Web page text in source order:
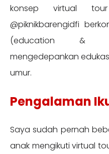
konsep virtual
@piknikbarengidfi
(education &
mengedepankan
umur.
Pengalaman
Saya sudah pernah
anak mengikuti virtual